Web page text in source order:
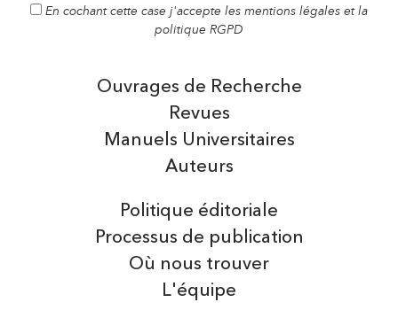
En cochant cette case j'accepte les mentions légales et la
politique RGPD
Auteurs
Manuels Universitaires
Ouvrages de Recherche
Revues
Politique éditoriale
Processus de publication
Où nous trouver
L'équipe